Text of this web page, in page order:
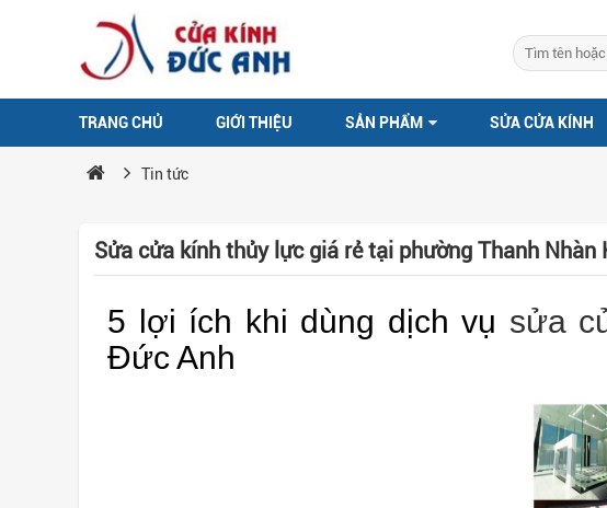
TRANG CHỦ GIỚI THIỆU SẢN PHẨM SỬA CỬA KÍNH
Tin tức
Sửa cửa kính thủy lực giá rẻ tại phường Thanh Nhàn
5 lợi ích khi dùng dịch vụ sửa
Đức Anh